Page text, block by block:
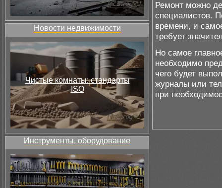
Новости недвижимости
Чистые комнаты: стандарты
ISO
Инструменты, оборудование
Ремонт можно
специалистов.
времени, и
требует
Но самое
необходимо
чего будет
журналы или
при